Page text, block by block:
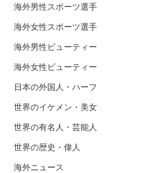
海外男性スポーツ選手
海外女性スポーツ選手
海外男性ビューティー
海外女性ビューティー
日本の外国人・ハーフ
世界のイケメン・美女
世界の有名人・芸能人
世界の歴史・偉人
海外ニュース